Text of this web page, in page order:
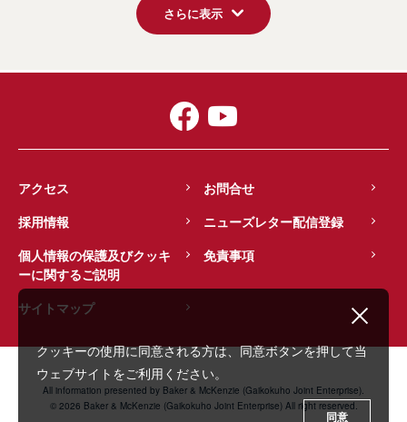
さらに表示
アクセス
お問合せ
採用情報
ニューズレター配信登録
個人情報の保護及びクッキ
ーに関するご説明
免責事項
サイトマップ
All information presented by Baker & McKenzie (Gaikokuho Joint Enterprise).
© 2026 Baker & McKenzie (Gaikokuho Joint Enterprise) All right reserved.
クッキーの使用に同意される方は、同意ボタンを押して当
ウェブサイトをご利用ください。
同意